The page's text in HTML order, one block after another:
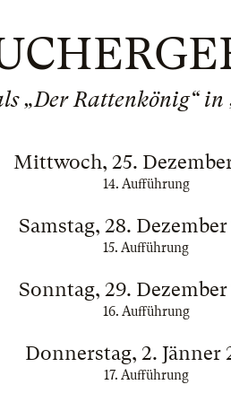
„Der Rattenkönig“ in
Mittwoch, 25.
14. Aufführung
Samstag, 28. Dezember
15. Aufführung
Sonntag, 29. Dezember
16. Aufführung
Donnerstag, 2. Jänner
17. Aufführung